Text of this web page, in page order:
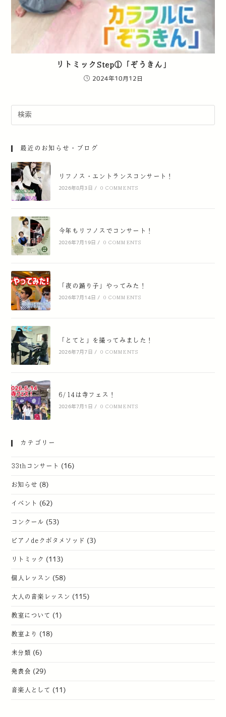
リトミックStep①「ぞうきん」
2024年10月12日
最近のお知らせ・ブログ
リフノス・エントランスコンサート！
2026年8月3日 / 0 COMMENTS
今年もリフノスでコンサート！
2026年7月19日 / 0 COMMENTS
「夜の踊り子」やってみた！
2026年7月14日 / 0 COMMENTS
「とてと」を撮ってみました！
2026年7月7日 / 0 COMMENTS
6/14は寺フェス！
2026年7月1日 / 0 COMMENTS
カテゴリー
33thコンサート (16)
お知らせ (8)
イベント (62)
コンクール (53)
ピアノdeクボタメソッド (3)
リトミック (113)
個人レッスン (58)
大人の音楽レッスン (115)
教室について (1)
教室より (18)
未分類 (6)
発表会 (29)
音楽人として (11)